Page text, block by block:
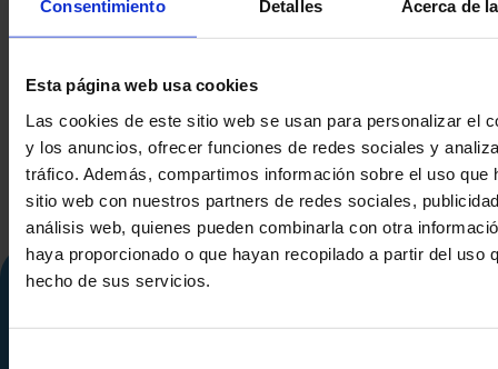
Consentimiento Detalles Acerca de
Esta página web usa cookies
Las cookies de este sitio web se usan para personalizar el
y los anuncios, ofrecer funciones de redes sociales y
tráfico. Además, compartimos información sobre el uso que
sitio web con nuestros partners de redes sociales,
análisis web, quienes pueden combinarla con otra
haya proporcionado o que hayan recopilado a partir del uso
hecho de sus servicios.
RIERA NADEU 200F-1000
ZENTRIFUGE AUS
ATEX-
MIT